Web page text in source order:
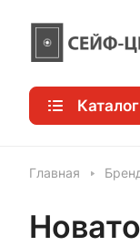
Каталог
Главная